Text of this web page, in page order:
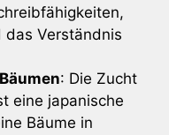
das Verständnis
: Die Zucht
eine japanische
Bäume in